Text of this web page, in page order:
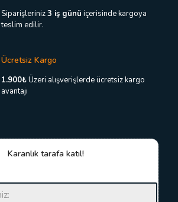
Siparişleriniz3 iş günü içerisinde kargoya
teslim edilir.
Ücretsiz Kargo
1.900₺Üzeri alışverişlerde ücretsiz kargo
avantajı
Karanlık tarafa katıl!